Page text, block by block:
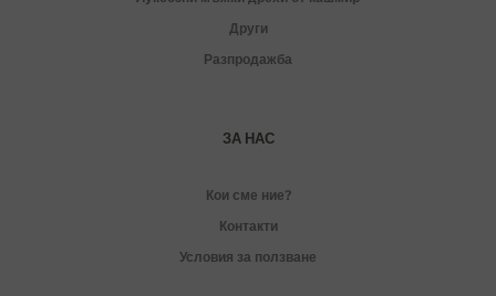
Други
Разпродажба
ЗА НАС
Кои сме ние?
Контакти
Условия за ползване